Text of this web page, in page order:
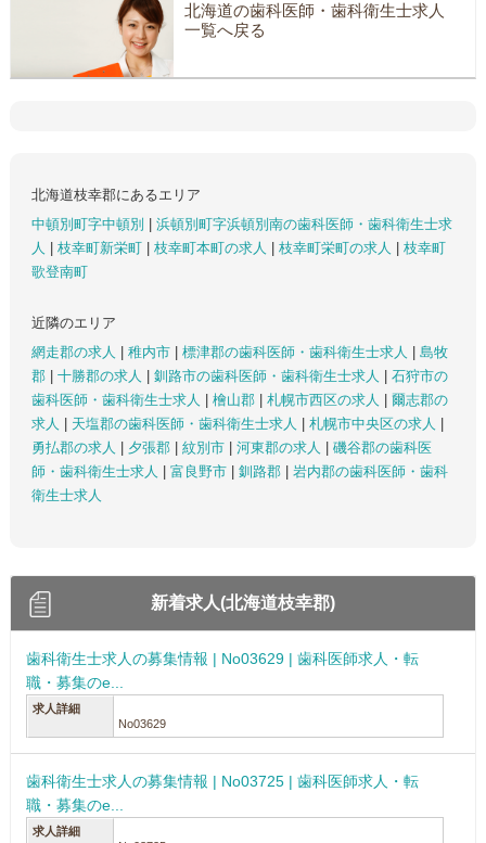
北海道の歯科医師・歯科衛生士求人
一覧へ戻る
北海道枝幸郡にあるエリア
中頓別町字中頓別
浜頓別町字浜頓別南の歯科医師・歯科衛生士求
人
枝幸町新栄町 枝幸町本町の求人 枝幸町栄町の求人
枝幸町
歌登南町
近隣のエリア
網走郡の求人
稚内市 標津郡の歯科医師・歯科衛生士求人
島牧
郡
十勝郡の求人 釧路市の歯科医師・歯科衛生士求人
石狩市の
歯科医師・歯科衛生士求人
檜山郡 札幌市西区の求人
爾志郡の
求人
天塩郡の歯科医師・歯科衛生士求人 札幌市中央区の求人
勇払郡の求人
夕張郡 紋別市 河東郡の求人
磯谷郡の歯科医
師・歯科衛生士求人
富良野市 釧路郡
岩内郡の歯科医師・歯科
衛生士求人
新着求人(北海道枝幸郡)
歯科衛生士求人の募集情報 | No03629 | 歯科医師求人・転
職・募集のe...
求人詳細
No03629
歯科衛生士求人の募集情報 | No03725 | 歯科医師求人・転
職・募集のe...
求人詳細